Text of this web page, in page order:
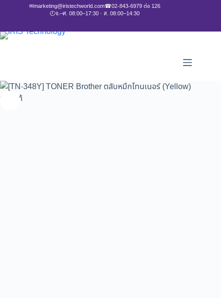
✉marketing@iristechworld.com☎02-843-6979 ต่อ 126
🕘จ.–ศ. 08:00–17:30 · ส. 08:00–14:30